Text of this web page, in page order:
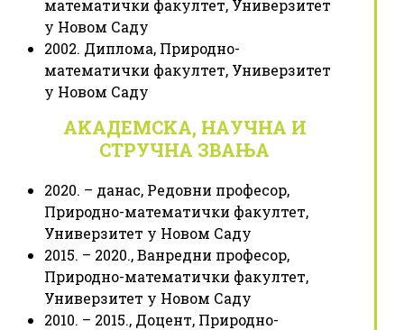
математички факултет, Универзитет
у Новом Саду
2002. Диплома, Природно-
математички факултет, Универзитет
у Новом Саду
АKАДЕМСKА, НАУЧНА И
СТРУЧНА ЗВАЊА
2020. – данас, Редовни професор,
Природно-математички факултет,
Универзитет у Новом Саду
2015. – 2020., Ванредни професор,
Природно-математички факултет,
Универзитет у Новом Саду
2010. – 2015., Доцент, Природно-